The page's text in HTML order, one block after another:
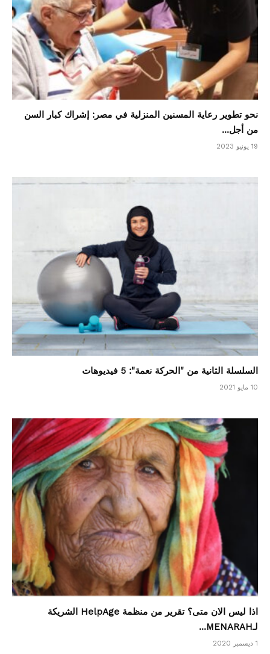
نحو تطوير رعاية المسنين المنزلية في مصر: إشراك كبار السن
من أجل...
19 يونيو 2023
السلسلة الثانية من "الحركة نعمة": 5 فيديوهات
10 مايو 2021
اذا ليس الان متى؟ تقرير من منظمة HelpAge الشريكة
لـMENARAH...
1 ديسمبر 2020